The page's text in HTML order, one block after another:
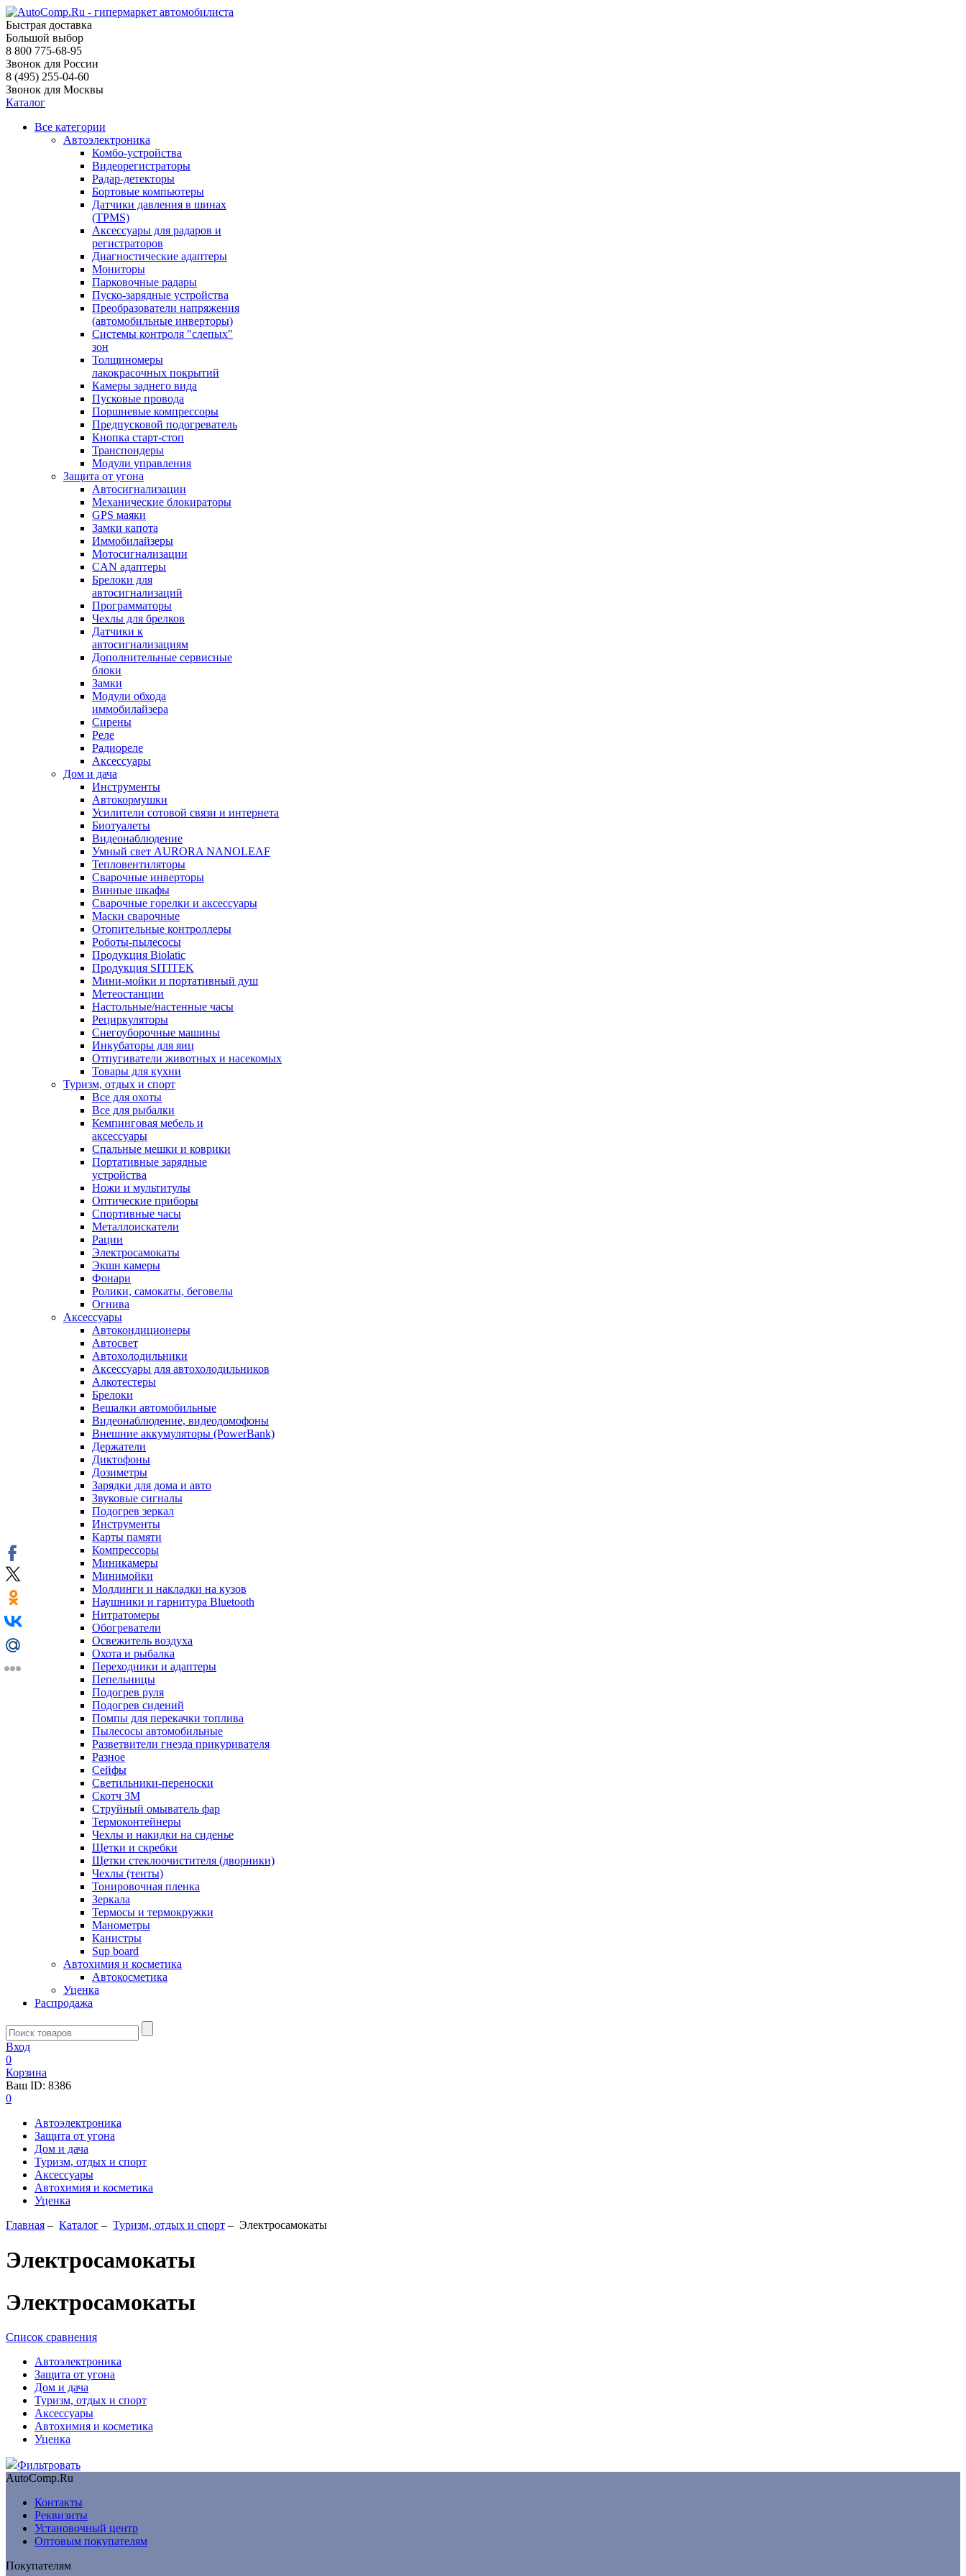
Быстрая доставка
Большой выбор
8 800 775-68-95
Звонок для России
8 (495) 255-04-60
Звонок для Москвы
Каталог
Все категории
Автоэлектроника
Комбо-устройства
Видеорегистраторы
Радар-детекторы
Бортовые компьютеры
Датчики давления в шинах
(TPMS)
Аксессуары для радаров и
регистраторов
Диагностические адаптеры
Мониторы
Парковочные радары
Пуско-зарядные устройства
Преобразователи напряжения
(автомобильные инверторы)
Системы контроля "слепых"
зон
Толщиномеры
лакокрасочных покрытий
Камеры заднего вида
Пусковые провода
Поршневые компрессоры
Предпусковой подогреватель
Кнопка старт-стоп
Транспондеры
Модули управления
Защита от угона
Автосигнализации
Механические блoкираторы
GPS маяки
Замки капота
Иммобилайзеры
Мотосигнализации
CAN адаптеры
Брелоки для
автосигнализаций
Программаторы
Чехлы для брелков
Датчики к
автосигнализациям
Дополнительные сервисные
блоки
Замки
Модули обхода
иммобилайзера
Сирены
Реле
Радиореле
Аксессуары
Дом и дача
Инструменты
Автокормушки
Усилители сотовой связи и интернета
Биотуалеты
Видеонаблюдение
Умный свет AURORA NANOLEAF
Тепловентиляторы
Сварочные инверторы
Винные шкафы
Сварочные горелки и аксессуары
Маски сварочные
Отопительные контроллеры
Роботы-пылесосы
Продукция Biolatic
Продукция SITITEK
Мини-мойки и портативный душ
Метеостанции
Настольные/настенные часы
Рециркуляторы
Снегоуборочные машины
Инкубаторы для яиц
Отпугиватели животных и насекомых
Товары для кухни
Туризм, отдых и спорт
Все для охоты
Все для рыбалки
Кемпинговая мебель и
аксессуары
Спальные мешки и коврики
Портативные зарядные
устройства
Ножи и мультитулы
Оптические приборы
Спортивные часы
Металлоискатели
Рации
Электросамокаты
Экшн камеры
Фонари
Ролики, самокаты, беговелы
Огнива
Аксессуары
Автокондиционеры
Aвтосвет
Автохолодильники
Аксессуары для автохолодильников
Алкотестеры
Брелоки
Вешалки автомобильные
Видеонаблюдение, видеодомофоны
Внешние аккумуляторы (PowerBank)
Держатели
Диктофоны
Дозиметры
Зарядки для дома и авто
Звуковые сигналы
Подогрев зеркал
Инструменты
Карты памяти
Компрессоры
Миникамеры
Минимойки
Молдинги и накладки на кузов
Наушники и гарнитура Bluetooth
Нитратомеры
Обогреватели
Освежитель воздуха
Охота и рыбалка
Переходники и адаптеры
Пепельницы
Подогрев руля
Подогрев сидений
Помпы для перекачки топлива
Пылесосы автомобильные
Разветвители гнезда прикуривателя
Разное
Сейфы
Светильники-переноски
Скотч 3М
Струйный омыватель фар
Термоконтейнеры
Чехлы и накидки на сиденье
Щетки и скребки
Щетки стеклоочистителя (дворники)
Чехлы (тенты)
Тонировочная пленка
Зеркалa
Термосы и термокружки
Манометры
Канистры
Sup board
Автохимия и косметика
Автокосметика
Уценка
Распродажа
Вход
0
Корзина
Ваш ID: 8386
0
Автоэлектроника
Защита от угона
Дом и дача
Туризм, отдых и спорт
Аксессуары
Автохимия и косметика
Уценка
Главная – Каталог – Туризм, отдых и спорт – Электросамокаты
Электросамокаты
Электросамокаты
Список сравнения
Автоэлектроника
Защита от угона
Дом и дача
Туризм, отдых и спорт
Аксессуары
Автохимия и косметика
Уценка
Фильтровать
AutoComp.Ru
Контакты
Реквизиты
Установочный центр
Оптовым покупателям
Покупателям